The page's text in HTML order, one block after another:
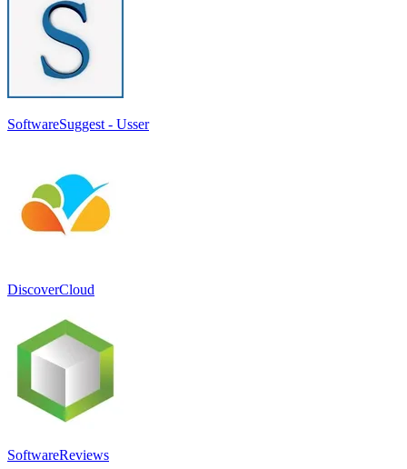
SoftwareSuggest - Usser
DiscoverCloud
SoftwareReviews